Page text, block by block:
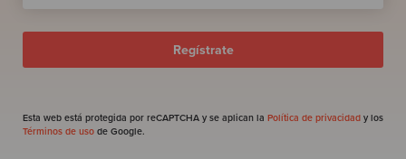
Esta web está protegida por reCAPTCHA y se aplican la Política de privacidad y los
Términos de uso de Google.